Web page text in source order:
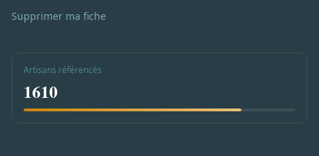
Supprimer ma fiche
Artisans référencés
1610